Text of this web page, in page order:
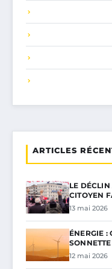
ARTICLES
LE DÉCLIN
CITOYEN
13 mai 2026
ÉNERGIE :
12 mai 2026